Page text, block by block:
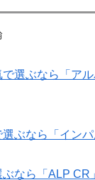
で選ぶなら「ア
選ぶなら「インパ
なら「ALP CR」